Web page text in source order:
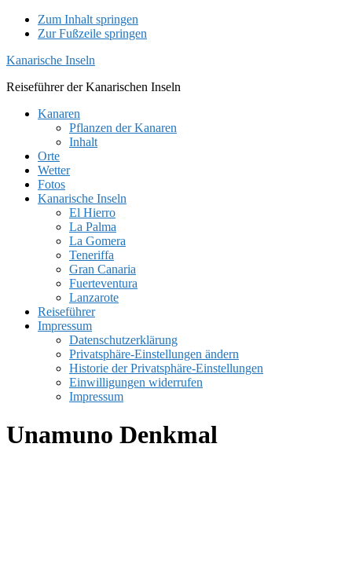
Zum Inhalt springen
Zur Fußzeile springen
Kanarische Inseln
Reiseführer der Kanarischen Inseln
Kanaren
Pflanzen der Kanaren
Inhalt
Orte
Wetter
Fotos
Kanarische Inseln
El Hierro
La Palma
La Gomera
Teneriffa
Gran Canaria
Fuerteventura
Lanzarote
Reiseführer
Impressum
Datenschutzerklärung
Privatsphäre-Einstellungen ändern
Historie der Privatsphäre-Einstellungen
Einwilligungen widerrufen
Impressum
Unamuno Denkmal